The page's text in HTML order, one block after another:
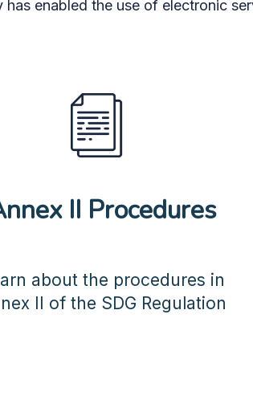
enabled the use of electronic
II Procedures
about the procedures in
II of the SDG Regulation